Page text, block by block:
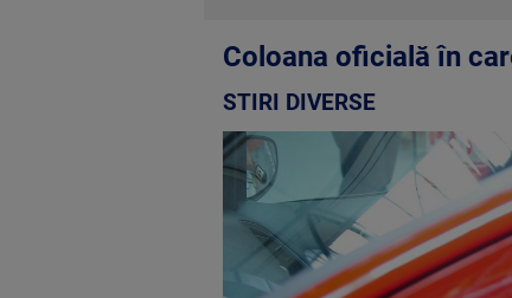
Coloana oficială în
STIRI DIVERSE